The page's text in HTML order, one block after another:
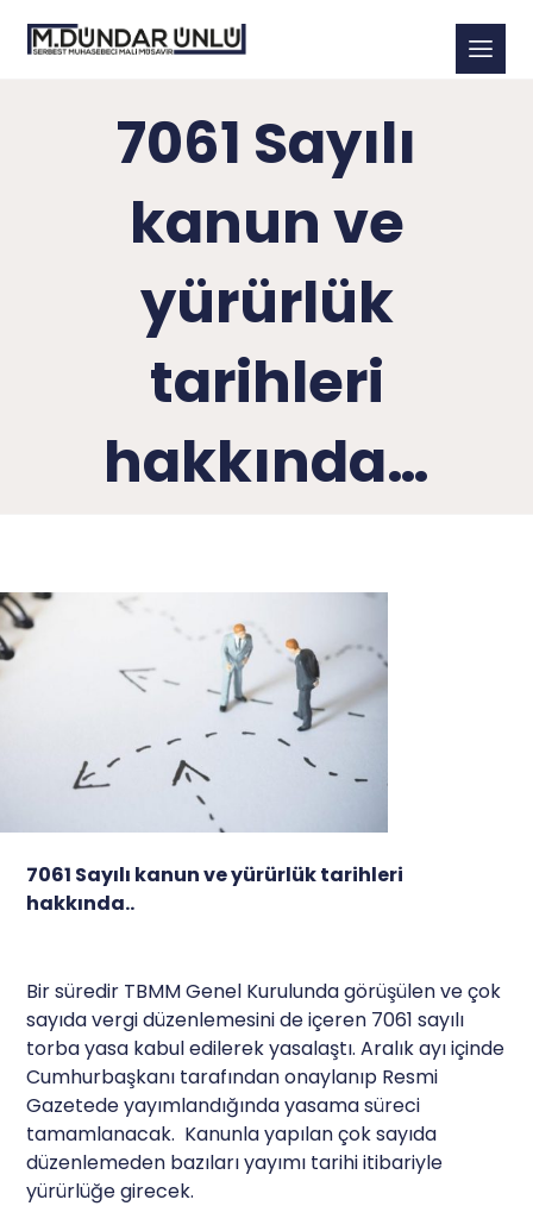
7061 Sayılı
kanun ve
yürürlük
tarihleri
hakkında…
7061 Sayılı kanun ve yürürlük tarihleri
hakkında..
Bir süredir TBMM Genel Kurulunda görüşülen ve çok
sayıda vergi düzenlemesini de içeren 7061 sayılı
torba yasa kabul edilerek yasalaştı. Aralık ayı içinde
Cumhurbaşkanı tarafından onaylanıp Resmi
Gazetede yayımlandığında yasama süreci
tamamlanacak. Kanunla yapılan çok sayıda
düzenlemeden bazıları yayımı tarihi itibariyle
yürürlüğe girecek.